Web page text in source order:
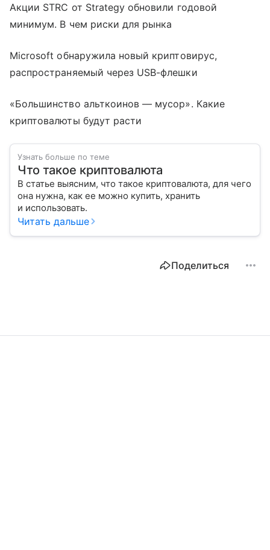
Акции STRC от Strategy обновили годовой
минимум. В чем риски для рынка
Microsoft обнаружила новый криптовирус,
распространяемый через USB-флешки
«Большинство альткоинов — мусор». Какие
криптовалюты будут расти
Узнать больше по теме
Что такое криптовалюта
В статье выясним, что такое криптовалюта, для чего
она нужна, как ее можно купить, хранить
и использовать.
Читать дальше
Поделиться